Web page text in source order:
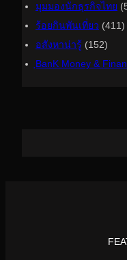
มุมมองนักธุรกิจไทย
ร้อยกินพันเที่ยว (411)
อสังหาน่ารู้ (152)
BanK Money &